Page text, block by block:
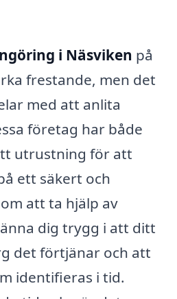
i Näsviken på
frestande, men det
med att anlita
företag har både
utrustning för att
ett säkert och
att ta hjälp av
dig trygg i att ditt
det förtjänar och att
identifieras i tid.